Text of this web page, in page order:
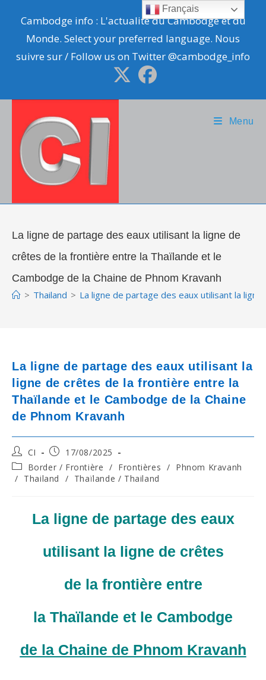
content
Cambodge info : L'actualité du Cambodge et du
Monde. Select your preferred language. Nous
suivre sur / Follow us on Twitter @cambodge_info
Menu
La ligne de partage des eaux utilisant la ligne de
crêtes de la frontière entre la Thaïlande et le
Cambodge de la Chaine de Phnom Kravanh
> Thailand > La ligne de partage des eaux utilisant la
La ligne de partage des eaux utilisant la
ligne de crêtes de la frontière entre la
Thaïlande et le Cambodge de la Chaine
de Phnom Kravanh
Post
author:
CI
Post
published:
17/08/2025
Post
category:
Border / Frontière / Frontières / Phnom Kravanh
/ Thailand / Thaïlande / Thailand
La ligne de partage des eaux
utilisant la ligne de crêtes
de la frontière entre
la Thaïlande et le Cambodge
de la Chaine de Phnom Kravanh
Français